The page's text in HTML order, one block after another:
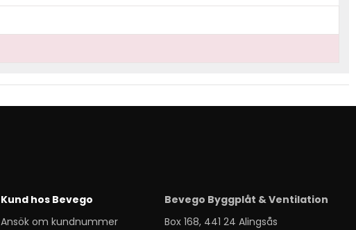
Kund hos Bevego
Ansök om kundnummer
Bevego Byggplåt & Ventilation
Box 168, 441 24 Alingsås